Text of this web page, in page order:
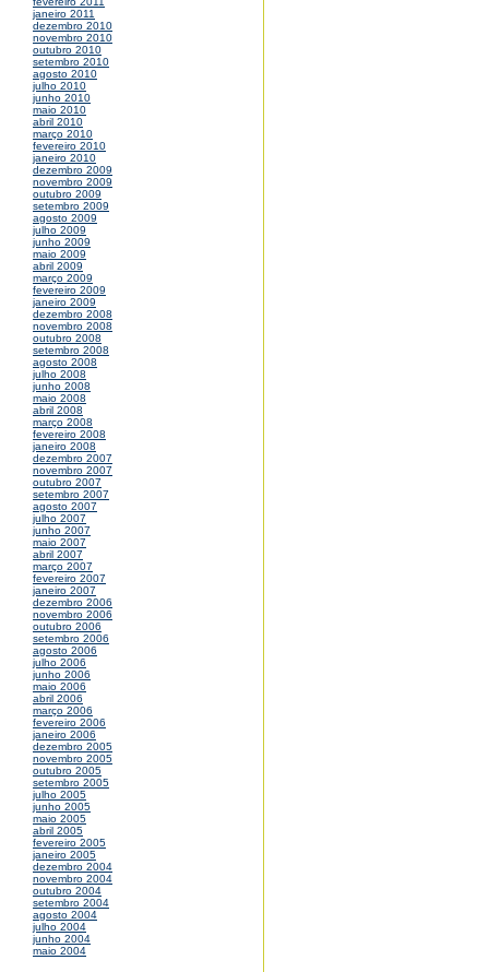
janeiro 2011
dezembro 2010
novembro 2010
outubro 2010
setembro 2010
agosto 2010
julho 2010
junho 2010
maio 2010
abril 2010
março 2010
fevereiro 2010
janeiro 2010
dezembro 2009
novembro 2009
outubro 2009
setembro 2009
agosto 2009
julho 2009
junho 2009
maio 2009
abril 2009
março 2009
fevereiro 2009
janeiro 2009
dezembro 2008
novembro 2008
outubro 2008
setembro 2008
agosto 2008
julho 2008
junho 2008
maio 2008
abril 2008
março 2008
fevereiro 2008
janeiro 2008
dezembro 2007
novembro 2007
outubro 2007
setembro 2007
agosto 2007
julho 2007
junho 2007
maio 2007
abril 2007
março 2007
fevereiro 2007
janeiro 2007
dezembro 2006
novembro 2006
outubro 2006
setembro 2006
agosto 2006
julho 2006
junho 2006
maio 2006
abril 2006
março 2006
fevereiro 2006
janeiro 2006
dezembro 2005
novembro 2005
outubro 2005
setembro 2005
julho 2005
junho 2005
maio 2005
abril 2005
fevereiro 2005
janeiro 2005
dezembro 2004
novembro 2004
outubro 2004
setembro 2004
agosto 2004
julho 2004
junho 2004
maio 2004